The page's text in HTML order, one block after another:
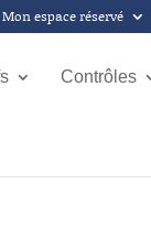
Mon espace réservé
Contrôles